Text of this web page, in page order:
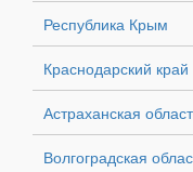
Республика Крым
Краснодарский край
Астраханская
Волгоградская